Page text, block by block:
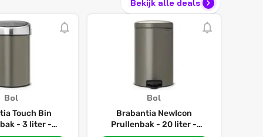
Bekijk alle deals
Bol
Touch Bin
- 3 liter -
Bol
Brabantia NewIcon
Prullenbak - 20 liter -